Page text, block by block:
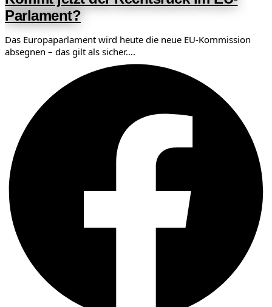
Parlament?
Das Europaparlament wird heute die neue EU-Kommission
absegnen – das gilt als sicher….